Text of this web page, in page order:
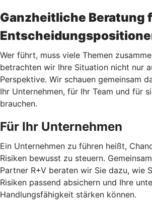
Ganzheitliche Beratung
Wer führt, muss viele Themen
betrachten wir Ihre Situation nicht nur
Perspektive. Wir schauen gemeinsam
Ihr Unternehmen, für Ihr Team und für
brauchen.
Für Ihr Unternehmen
Ein Unternehmen zu führen heißt,
Risiken bewusst zu steuern.
Partner R+V beraten wir Sie dazu, wie
Risiken passend absichern und Ihre
Handlungsfähigkeit stärken können.